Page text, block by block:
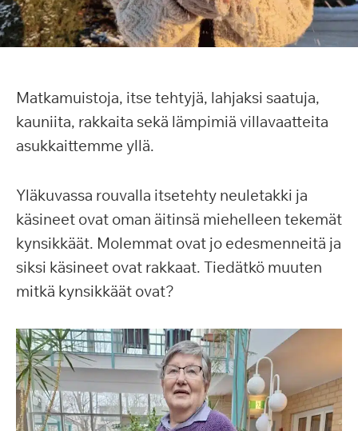
Matkamuistoja, itse tehtyjä, lahjaksi saatuja,
kauniita, rakkaita sekä lämpimiä villavaatteita
asukkaittemme yllä.
Yläkuvassa rouvalla itsetehty neuletakki ja
käsineet ovat oman äitinsä miehelleen tekemät
kynsikkäät. Molemmat ovat jo edesmenneitä ja
siksi käsineet ovat rakkaat. Tiedätkö muuten
mitkä kynsikkäät ovat?